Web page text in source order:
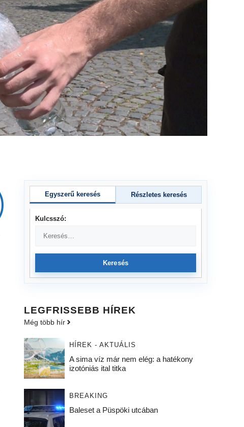
Egyszerű keresés Részletes keresés
Kulcsszó:
Keresés
LEGFRISSEBB HÍREK
Még több hír
HÍREK - AKTUÁLIS
A sima víz már nem elég: a hatékony
izotóniás ital titka
BREAKING
Baleset a Püspöki utcában